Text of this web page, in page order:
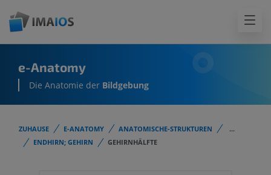
e-Anatomy
Die Anatomie der Bildgebung
ZUHAUSE E-ANATOMY ANATOMISCHE-STRUKTUREN
...
ENDHIRN; GEHIRN
GEHIRNHÄLFTE